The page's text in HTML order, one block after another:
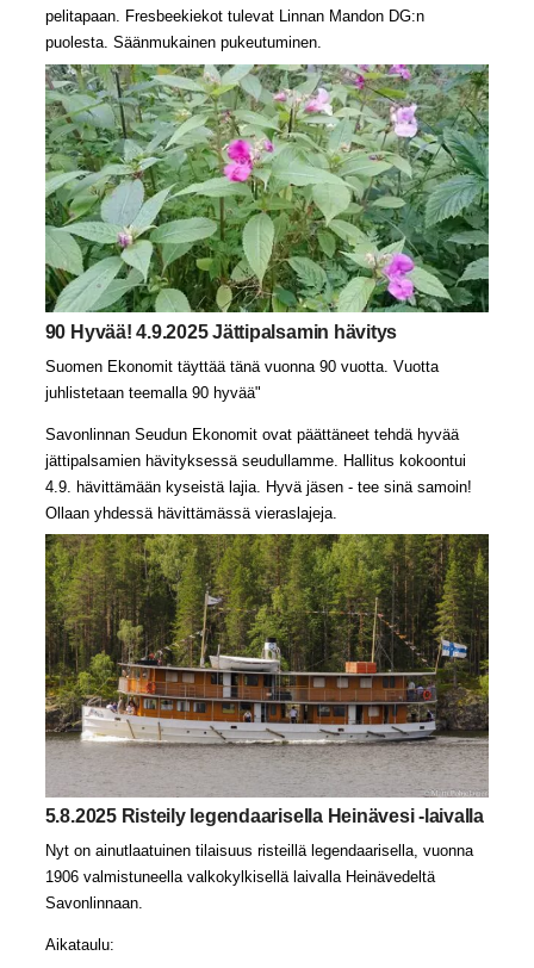
pelitapaan. Fresbeekiekot tulevat Linnan Mandon DG:n
puolesta. Säänmukainen pukeutuminen.
90 Hyvää! 4.9.2025 Jättipalsamin hävitys
Suomen Ekonomit täyttää tänä vuonna 90 vuotta. Vuotta
juhlistetaan teemalla 90 hyvää"
Savonlinnan Seudun Ekonomit ovat päättäneet tehdä hyvää
jättipalsamien hävityksessä seudullamme. Hallitus kokoontui
4.9. hävittämään kyseistä lajia. Hyvä jäsen - tee sinä samoin!
Ollaan yhdessä hävittämässä vieraslajeja.
5.8.2025 Risteily legendaarisella Heinävesi -laivalla
Nyt on ainutlaatuinen tilaisuus risteillä legendaarisella, vuonna
1906 valmistuneella valkokylkisellä laivalla Heinävedeltä
Savonlinnaan.
Aikataulu: